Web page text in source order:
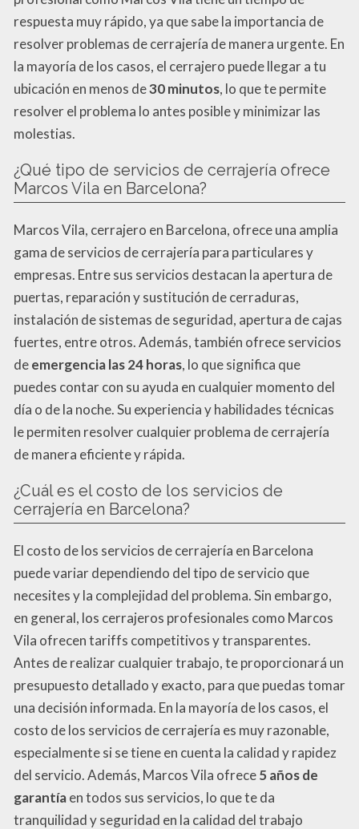
respuesta muy rápido, ya que sabe la importancia de
resolver problemas de cerrajería de manera urgente. En
la mayoría de los casos, el cerrajero puede llegar a tu
ubicación en menos de30 minutos, lo que te permite
resolver el problema lo antes posible y minimizar las
molestias.
¿Qué tipo de servicios de cerrajería ofrece
Marcos Vila en Barcelona?
Marcos Vila, cerrajero en Barcelona, ofrece una amplia
gama de servicios de cerrajería para particulares y
empresas. Entre sus servicios destacan la apertura de
puertas, reparación y sustitución de cerraduras,
instalación de sistemas de seguridad, apertura de cajas
fuertes, entre otros. Además, también ofrece servicios
deemergencia las 24 horas, lo que significa que
puedes contar con su ayuda en cualquier momento del
día o de la noche. Su experiencia y habilidades técnicas
le permiten resolver cualquier problema de cerrajería
de manera eficiente y rápida.
¿Cuál es el costo de los servicios de
cerrajería en Barcelona?
El costo de los servicios de cerrajería en Barcelona
puede variar dependiendo del tipo de servicio que
necesites y la complejidad del problema. Sin embargo,
en general, los cerrajeros profesionales como Marcos
Vila ofrecen tariffs competitivos y transparentes.
Antes de realizar cualquier trabajo, te proporcionará un
presupuesto detallado y exacto, para que puedas tomar
una decisión informada. En la mayoría de los casos, el
costo de los servicios de cerrajería es muy razonable,
especialmente si se tiene en cuenta la calidad y rapidez
del servicio. Además, Marcos Vila ofrece5 años de
garantíaen todos sus servicios, lo que te da
tranquilidad y seguridad en la calidad del trabajo